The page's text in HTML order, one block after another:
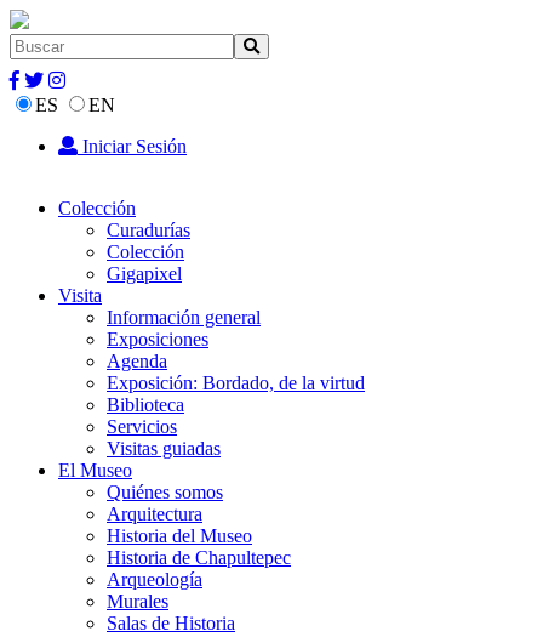
ES
EN
Iniciar Sesión
Colección
Curadurías
Colección
Gigapixel
Visita
Información general
Exposiciones
Agenda
Exposición: Bordado, de la virtud
Biblioteca
Servicios
Visitas guiadas
El Museo
Quiénes somos
Arquitectura
Historia del Museo
Historia de Chapultepec
Arqueología
Murales
Salas de Historia